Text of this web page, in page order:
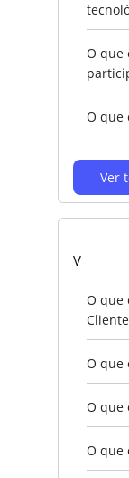
O que
O que
Ver
V
O que
Cliente
O que
O que
O que